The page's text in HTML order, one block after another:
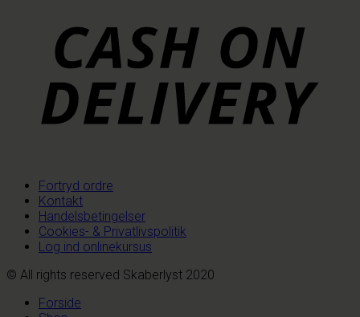
Fortryd ordre
Kontakt
Handelsbetingelser
Cookies- & Privatlivspolitik
Log ind onlinekursus
© All rights reserved Skaberlyst 2020
Forside